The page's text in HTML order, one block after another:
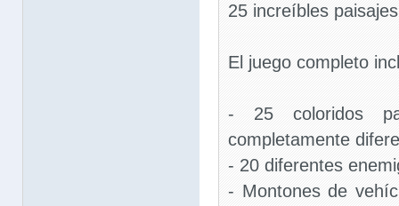
25 increíbles
El juego completo
- 25 coloridos
completamente
- 20 diferentes
- Montones de